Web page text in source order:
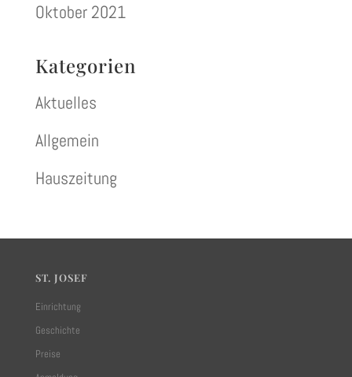
Oktober 2021
Kategorien
Aktuelles
Allgemein
Hauszeitung
ST. JOSEF
Einrichtung
Geschichte
Preise